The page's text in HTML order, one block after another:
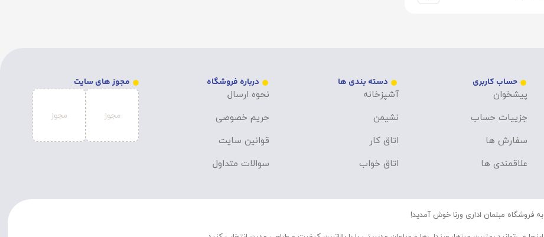
حساب کاربری
پیشخوان
جزییات حساب
سفارش ها
علاقمندی ها
دسته بندی ها
آشپزخانه
نشیمن
اتاق کار
اتاق خواب
درباره فروشگاه
نحوه ارسال
حریم خصوصی
قوانین سایت
سوالات متداول
مجوز های سایت
به فروشگاه مبلمان اداری ورنا خوش آمدید!